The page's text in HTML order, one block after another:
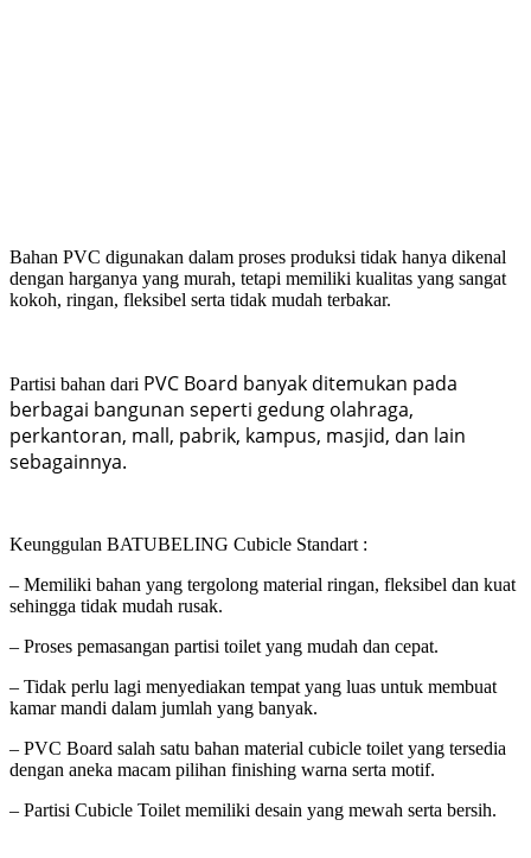
Bahan PVC digunakan dalam proses produksi tidak hanya dikenal
dengan harganya yang murah, tetapi memiliki kualitas yang sangat
kokoh, ringan, fleksibel serta tidak mudah terbakar.
Partisi bahan dari PVC Board banyak ditemukan pada
berbagai bangunan seperti gedung olahraga,
perkantoran, mall, pabrik, kampus, masjid, dan lain
sebagainnya.
Keunggulan BATUBELING Cubicle Standart :
– Memiliki bahan yang tergolong material ringan, fleksibel dan kuat
sehingga tidak mudah rusak.
– Proses pemasangan partisi toilet yang mudah dan cepat.
– Tidak perlu lagi menyediakan tempat yang luas untuk membuat
kamar mandi dalam jumlah yang banyak.
– PVC Board salah satu bahan material cubicle toilet yang tersedia
dengan aneka macam pilihan finishing warna serta motif.
– Partisi Cubicle Toilet memiliki desain yang mewah serta bersih.